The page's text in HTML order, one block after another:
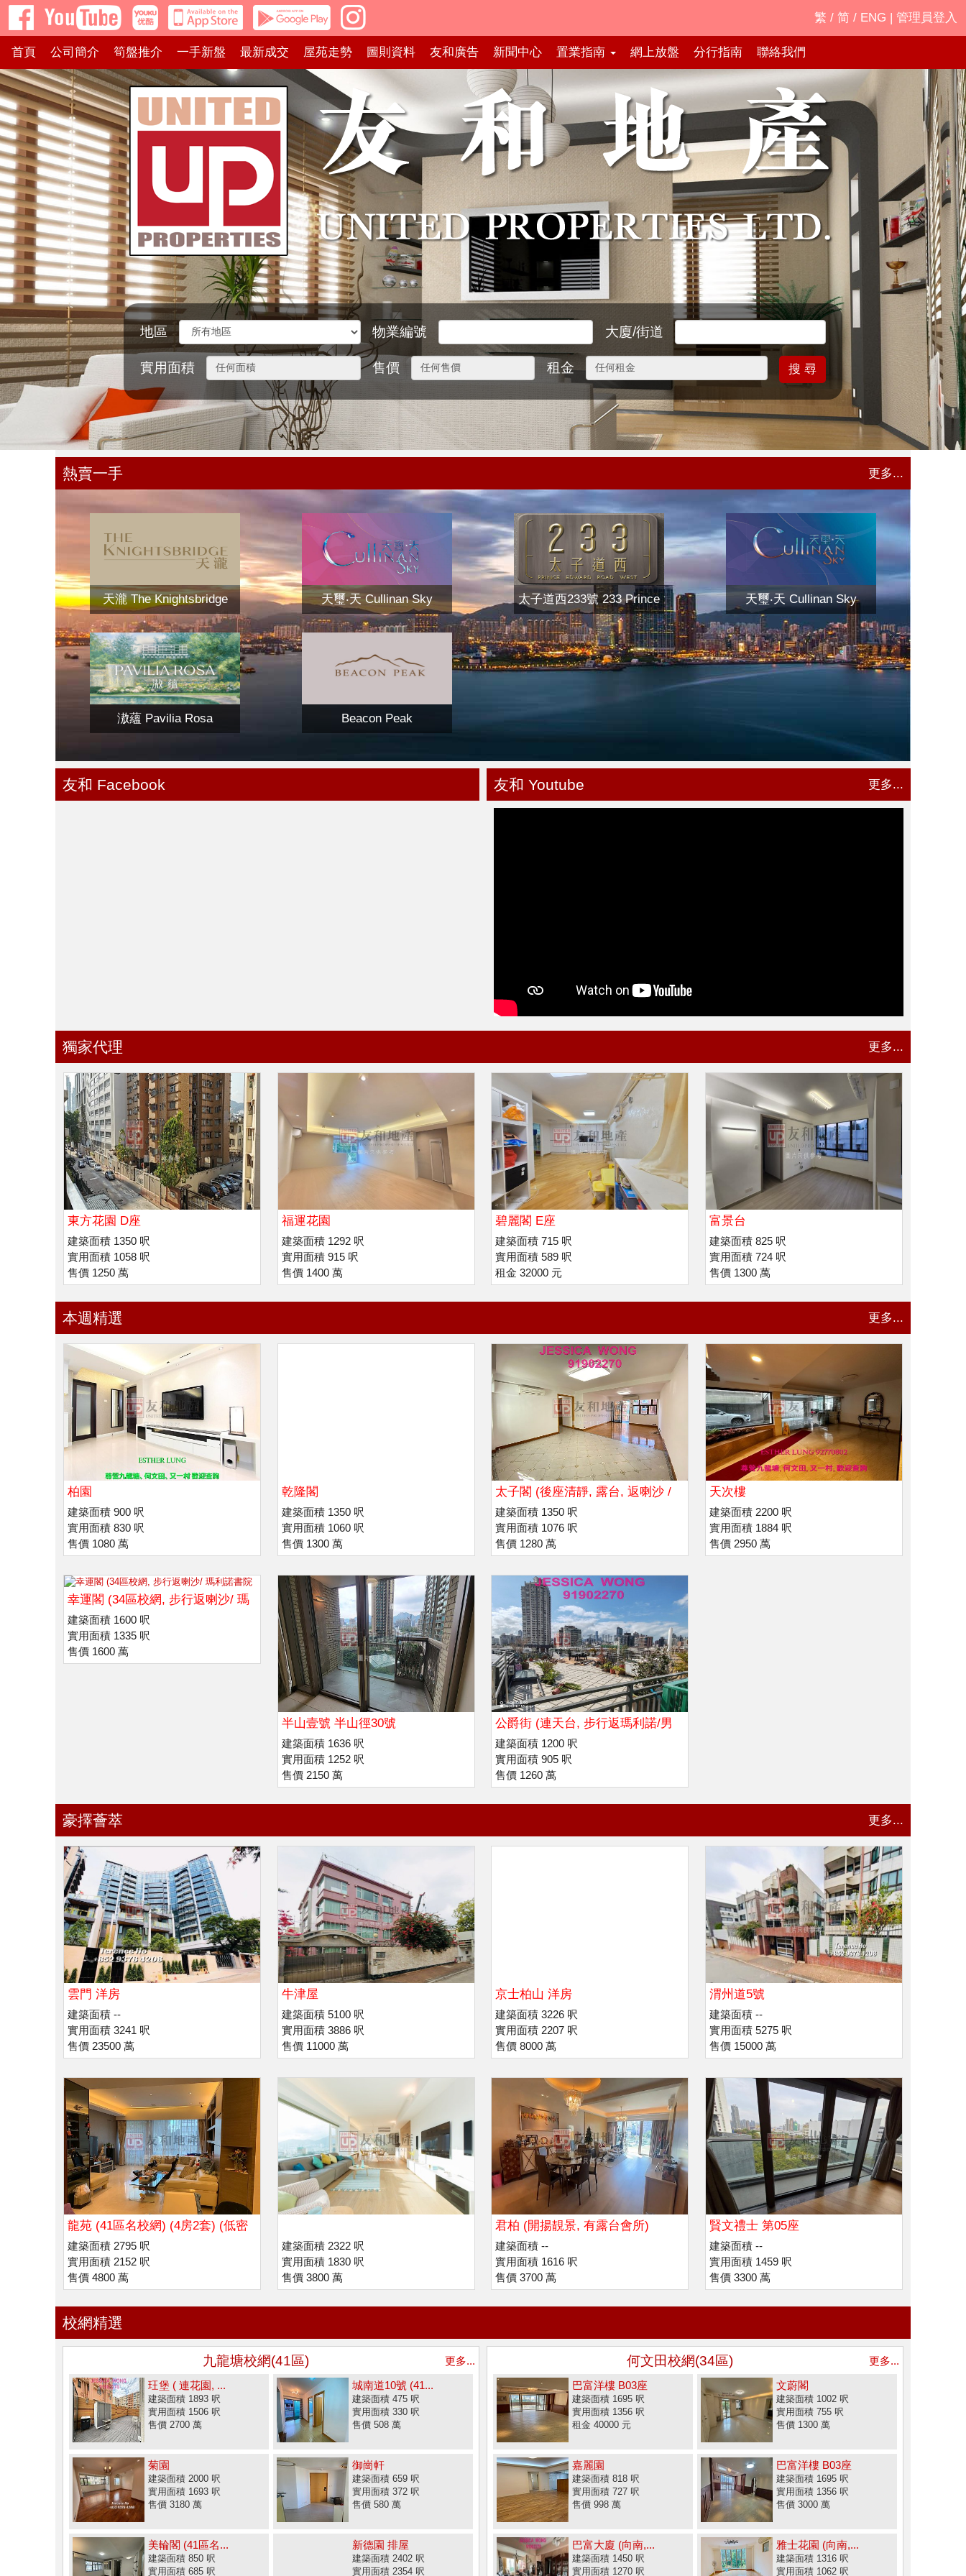
繁 / 简 / ENG | 管理員登入
首頁 公司簡介 筍盤推介 一手新盤 最新成交 屋苑走勢 圖則資料 友和廣告 新聞中心 置業指南 網上放盤 分行指南 聯絡我們
地區 物業編號 大廈/街道
實用面積 售價 租金 搜 尋
熱賣一手 更多...
天瀧 The Knightsbridge 天璽‧天 Cullinan Sky 太子道西233號 233 Prince
Edward Road West
天璽‧天 Cullinan Sky
滶蘊 Pavilia Rosa Beacon Peak
友和 Facebook 友和 Youtube 更多...
獨家代理 更多...
東方花園 D座
建築面積 1350 呎
實用面積 1058 呎
售價 1250 萬
福運花園
建築面積 1292 呎
實用面積 915 呎
售價 1400 萬
碧麗閣 E座
建築面積 715 呎
實用面積 589 呎
租金 32000 元
富景台
建築面積 825 呎
實用面積 724 呎
售價 1300 萬
本週精選 更多...
柏園
建築面積 900 呎
實用面積 830 呎
售價 1080 萬
乾隆閣
建築面積 1350 呎
實用面積 1060 呎
售價 1300 萬
太子閣 (後座清靜, 露台, 返喇沙 /
瑪利諾)
建築面積 1350 呎
實用面積 1076 呎
售價 1280 萬
天次樓
建築面積 2200 呎
實用面積 1884 呎
售價 2950 萬
幸運閣 (34區校網, 步行返喇沙/ 瑪
利諾書院
建築面積 1600 呎
實用面積 1335 呎
售價 1600 萬
半山壹號 半山徑30號
建築面積 1636 呎
實用面積 1252 呎
售價 2150 萬
公爵街 (連天台, 步行返瑪利諾/男
拔萃書院
建築面積 1200 呎
實用面積 905 呎
售價 1260 萬
豪擇薈萃 更多...
雲門 洋房
建築面積 --
實用面積 3241 呎
售價 23500 萬
牛津屋
建築面積 5100 呎
實用面積 3886 呎
售價 11000 萬
京士柏山 洋房
建築面積 3226 呎
實用面積 2207 呎
售價 8000 萬
渭州道5號
建築面積 --
實用面積 5275 呎
售價 15000 萬
龍苑 (41區名校網) (4房2套) (低密
度)
建築面積 2795 呎
實用面積 2152 呎
售價 4800 萬
建築面積 2322 呎
實用面積 1830 呎
售價 3800 萬
君柏 (開揚靚景, 有露台會所)
建築面積 --
實用面積 1616 呎
售價 3700 萬
賢文禮士 第05座
建築面積 --
實用面積 1459 呎
售價 3300 萬
校網精選
九龍塘校網(41區)
更多...
玨堡 ( 連花園, ...
建築面積 1893 呎
實用面積 1506 呎
售價 2700 萬
城南道10號 (41...
建築面積 475 呎
實用面積 330 呎
售價 508 萬
菊園
建築面積 2000 呎
實用面積 1693 呎
售價 3180 萬
御崗軒
建築面積 659 呎
實用面積 372 呎
售價 580 萬
美輪閣 (41區名...
建築面積 850 呎
實用面積 685 呎
新德園 排屋
建築面積 2402 呎
實用面積 2354 呎
何文田校網(34區)
更多...
巴富洋樓 B03座
建築面積 1695 呎
實用面積 1356 呎
租金 40000 元
文蔚閣
建築面積 1002 呎
實用面積 755 呎
售價 1300 萬
嘉麗園
建築面積 818 呎
實用面積 727 呎
售價 998 萬
巴富洋樓 B03座
建築面積 1695 呎
實用面積 1356 呎
售價 3000 萬
巴富大廈 (向南,...
建築面積 1450 呎
實用面積 1270 呎
雅士花園 (向南,...
建築面積 1316 呎
實用面積 1062 呎